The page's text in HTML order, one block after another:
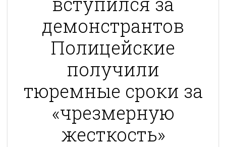
демонстрантов
Полицейские
получили
тюремные сроки за
«чрезмерную
жесткость»